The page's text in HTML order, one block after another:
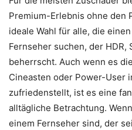
Premium-Erlebnis ohne den
ideale Wahl für alle, die
Fernseher suchen, der HDR,
beherrscht. Auch wenn es
Cineasten oder Power-User
zufriedenstellt, ist es eine
alltägliche Betrachtung.
einem Fernseher sind, der